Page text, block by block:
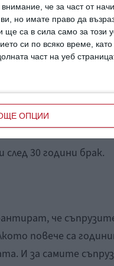
че за част от
ви, но имате право да
ще са в сила само за този
си по всяко време,
част на уеб
ОПЦИИ
броене колко
ни дава това?
Ако това е
от себе си
си:
в самата
30 години брак.
че
повече са
И за самите